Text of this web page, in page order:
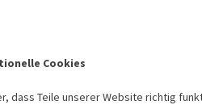
Cookies
dass Teile unserer Website richtig